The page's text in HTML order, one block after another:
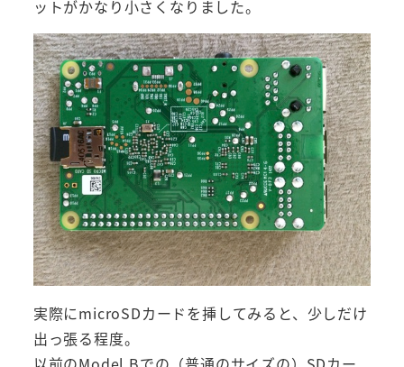
ットがかなり小さくなりました。
実際にmicroSDカードを挿してみると、少しだけ
出っ張る程度。